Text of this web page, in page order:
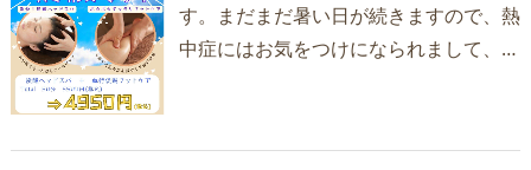
す。まだまだ暑い日が続きますので、熱
中症にはお気をつけになられまして、…